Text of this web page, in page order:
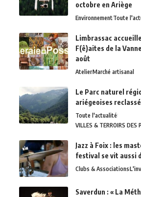
octobre en Ariège
EnvironnementToute
Limbrassac
F(ê)aites de la
août
AtelierMarché artisanal
Le Parc naturel
ariégeoises
Toute l'actualité
VILLES & TERROIRS DES
Jazz à Foix : les
festival se vit aussi
Clubs & Associations
Saverdun : « La